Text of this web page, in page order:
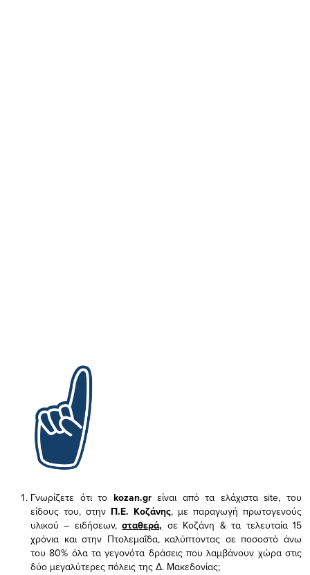
Γνωρίζετε ότι το kozan.gr είναι από τα ελάχισταsite, του
είδους του, στην Π.Ε. Κοζάνης, με παραγωγή πρωτογενούς
υλικού – ειδήσεων,σταθερά, σε Κοζάνη & τα τελευταία 15
χρόνια και στην Πτολεμαΐδα, καλύπτοντας σε ποσοστό άνω
του 80% όλα τα γεγονότα δράσεις που λαμβάνουν χώρα στις
δύο μεγαλύτερες πόλεις της Δ. Μακεδονίας;